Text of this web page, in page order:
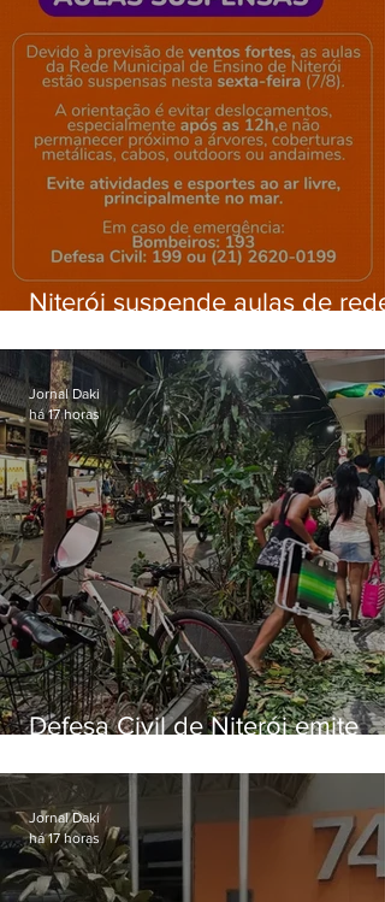
Niterói suspende aulas de rede
ventos fortes nesta sexta (7)
Defesa Civil de Niterói emite
sexta-feira (07)
Jornal Daki
há 17 horas
Jornal Daki
há 17 horas